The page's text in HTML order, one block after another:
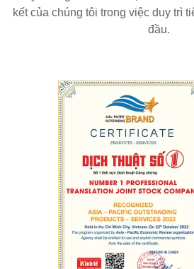
kết của chúng tôi trong việc duy trì
đầu.